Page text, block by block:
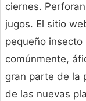
ciernes.
jugos. El sitio
pequeño
comúnmente,
gran parte de la
de las nuevas